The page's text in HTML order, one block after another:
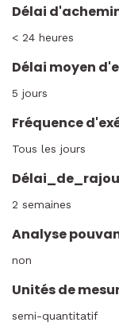
Délai
< 24 heures
Délai moyen
5 jours
Fréquence
Tous les jours
2 semaines
Analyse
non
Unités de
semi-quantitatif